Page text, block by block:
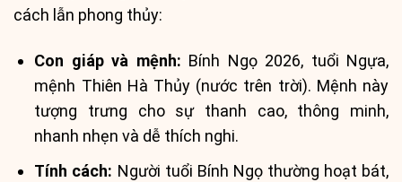
cách lẫn phong thủy:
Con giáp và mệnh: Bính Ngọ 2026, tuổi Ngựa,
mệnh Thiên Hà Thủy (nước trên trời). Mệnh này
tượng trưng cho sự thanh cao, thông minh,
nhanh nhẹn và dễ thích nghi.
Tính cách: Người tuổi Bính Ngọ thường hoạt bát,